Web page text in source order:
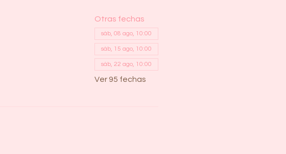
Otras fechas
sáb, 08 ago, 10:00
sáb, 15 ago, 10:00
sáb, 22 ago, 10:00
Ver 95 fechas